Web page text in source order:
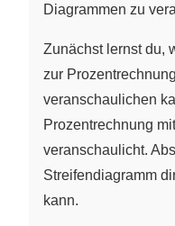
Diagrammen zu
Zunächst lernst du,
zur
veranschaulichen
Prozentrechnung
veranschaulicht.
Streifendiagramm
kann.